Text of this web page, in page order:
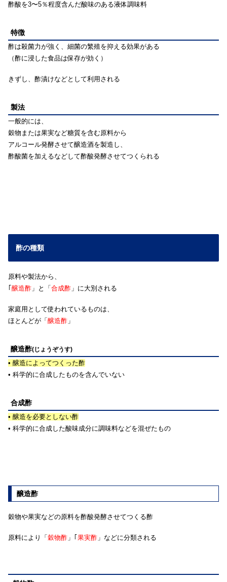
酢酸を3〜5％程度含んだ酸味のある液体調味料
特徴
酢は殺菌力が強く、細菌の繁殖を抑える効果がある
（酢に浸した食品は保存が効く）
きずし、酢漬けなどとして利用される
製法
一般的には、
穀物または果実など糖質を含む原料から
アルコール発酵させて醸造酒を製造し、
酢酸菌を加えるなどして酢酸発酵させてつくられる
酢の種類
原料や製法から、
｢ 醸造酢 」と「 合成酢 」に大別される
家庭用として使われているものは、
ほとんどが「 醸造酢 」
醸造酢(じょうぞうす)
• 醸造によってつくった酢
• 科学的に合成したものを含んでいない
合成酢
• 醸造を必要としない酢
• 科学的に合成した酸味成分に調味料などを混ぜたもの
醸造酢
穀物や果実などの原料を酢酸発酵させてつくる酢
原料により「 穀物酢 」｢ 果実酢 」などに分類される